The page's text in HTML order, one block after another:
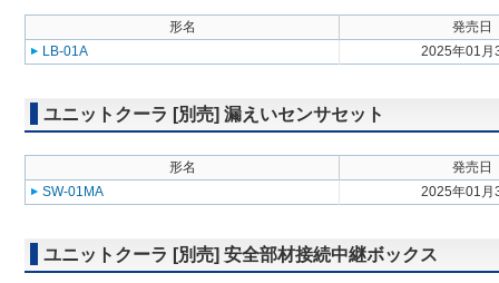
形名
発売日
LB-01A
2025年01月
ユニットクーラ [別売] 漏えいセンサセット
形名
発売日
SW-01MA
2025年01月
ユニットクーラ [別売] 安全部材接続中継ボックス